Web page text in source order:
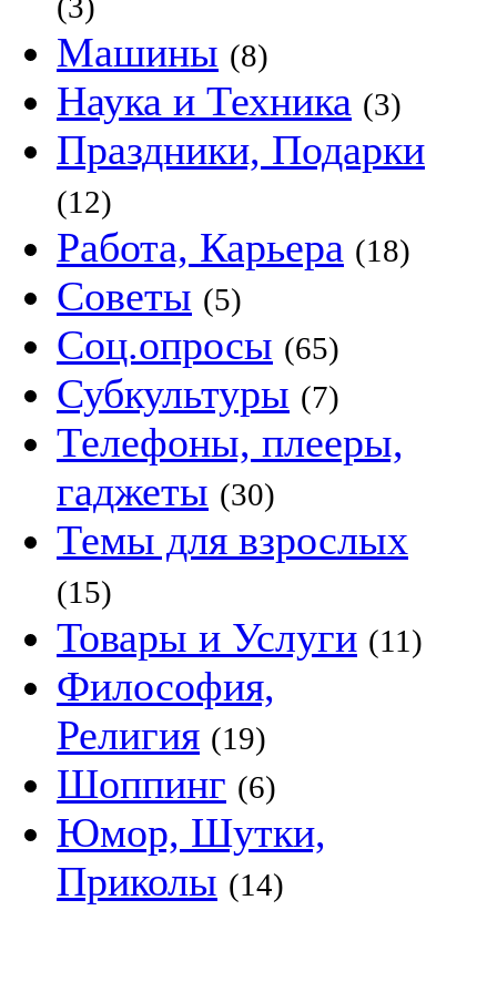
Машины (8)
Наука и Техника (3)
Праздники, Подарки
(12)
Работа, Карьера (18)
Советы (5)
Соц.опросы (65)
Субкультуры (7)
Телефоны, плееры,
гаджеты (30)
Темы для взрослых
(15)
Товары и Услуги (11)
Философия,
Религия (19)
Шоппинг (6)
Юмор, Шутки,
Приколы (14)